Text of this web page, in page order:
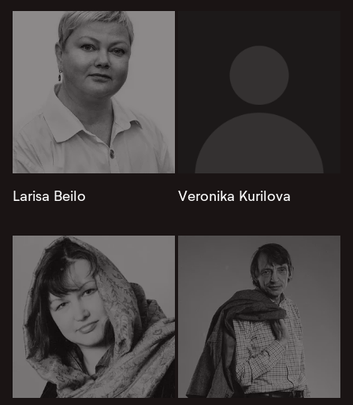
Larisa Beilo Veronika Kurilova